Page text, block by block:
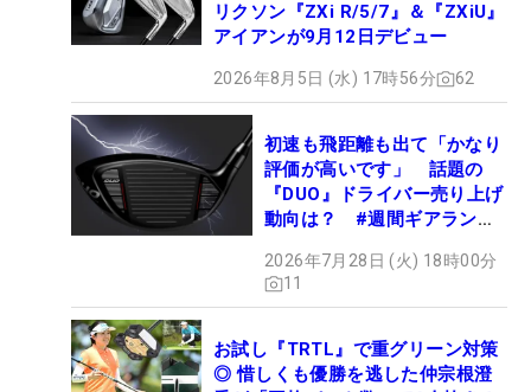
リクソン『ZXi R/5/7』＆『ZXiU』
アイアンが9月12日デビュー
2026年8月5日 (水) 17時56分 62
初速も飛距離も出て「かなり
評価が高いです」 話題の
『DUO』ドライバー売り上げ
動向は？ #週間ギアランキ
2026年7月28日 (火) 18時00分
11
お試し『TRTL』で重グリーン対策
◎ 惜しくも優勝を逃した仲宗根澄